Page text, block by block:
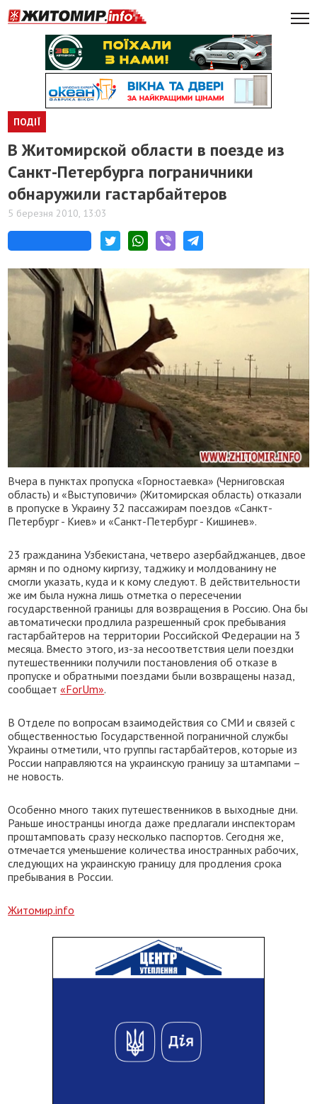
ПОДІЇ
В Житомирской области в поезде из
Санкт-Петербурга пограничники
обнаружили гастарбайтеров
5 березня 2010, 13:03
Вчера в пунктах пропуска «Горностаевка» (Черниговская
область) и «Выступовичи» (Житомирская область) отказали
в пропуске в Украину 32 пассажирам поездов «Санкт-
Петербург - Киев» и «Санкт-Петербург - Кишинев».
23 гражданина Узбекистана, четверо азербайджанцев, двое
армян и по одному киргизу, таджику и молдованину не
смогли указать, куда и к кому следуют. В действительности
же им была нужна лишь отметка о пересечении
государственной границы для возвращения в Россию. Она бы
автоматически продлила разрешенный срок пребывания
гастарбайтеров на территории Российской Федерации на 3
месяца. Вместо этого, из-за несоответствия цели поездки
путешественники получили постановления об отказе в
пропуске и обратными поездами были возвращены назад,
сообщает«ForUm».
В Отделе по вопросам взаимодействия со СМИ и связей с
общественностью Государственной пограничной службы
Украины отметили, что группы гастарбайтеров, которые из
России направляются на украинскую границу за штампами –
не новость.
Особенно много таких путешественников в выходные дни.
Раньше иностранцы иногда даже предлагали инспекторам
проштамповать сразу несколько паспортов. Сегодня же,
отмечается уменьшение количества иностранных рабочих,
следующих на украинскую границу для продления срока
пребывания в России.
Житомир.info